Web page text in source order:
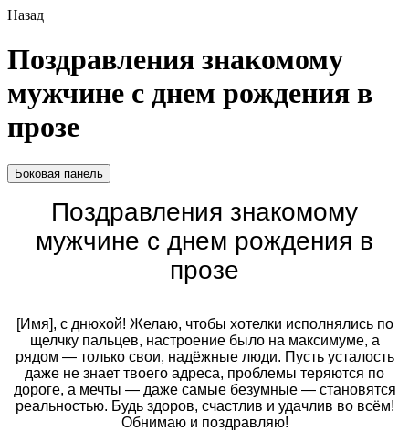
Назад
Поздравления знакомому
мужчине с днем рождения в
прозе
Боковая панель
Поздравления знакомому
мужчине с днем рождения в
прозе
[Имя], с днюхой! Желаю, чтобы хотелки исполнялись по
щелчку пальцев, настроение было на максимуме, а
рядом — только свои, надёжные люди. Пусть усталость
даже не знает твоего адреса, проблемы теряются по
дороге, а мечты — даже самые безумные — становятся
реальностью. Будь здоров, счастлив и удачлив во всём!
Обнимаю и поздравляю!